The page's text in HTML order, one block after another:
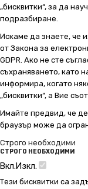
„бисквитки“, за да
подразбиране.
Искаме да знаете, че
от Закона за
GDPR. Ако не сте
съхраняването, като
информира, когато
„бисквитки“, а Вие
Имайте предвид, че
браузър може да
Строго необходими
СТРОГО НЕОБХОДИМИ
Вкл.Изкл.
Тези бисквитки са